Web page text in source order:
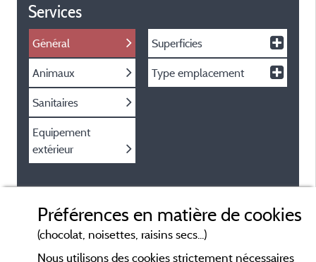
Services
Général
Animaux
Sanitaires
Equipement
extérieur
Superficies
Type emplacement
Préférences en matière de cookies
(chocolat, noisettes, raisins secs...)
Nous utilisons des cookies strictement nécessaires